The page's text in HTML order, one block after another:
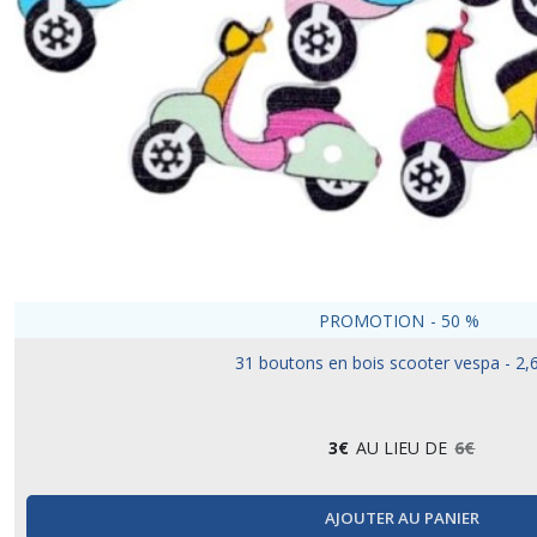
PROMOTION - 50 %
31 boutons en bois scooter vespa -
3€ AU LIEU DE 6€
AJOUTER AU PANIER